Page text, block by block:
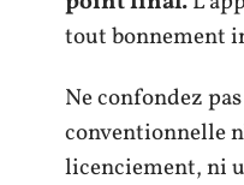
tout bonnement
Ne confondez
conventionnelle
licenciement, ni